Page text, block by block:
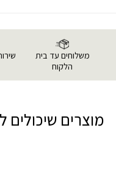
משלוחים עד בית
הלקוח
מוצרים שיכולים